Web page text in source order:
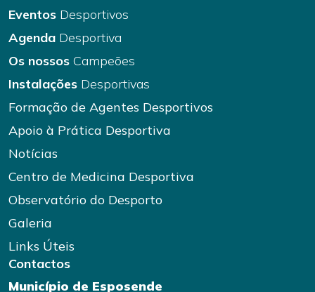
Eventos Desportivos
Agenda Desportiva
Os nossos Campeões
Instalações Desportivas
Formação de Agentes Desportivos
Apoio à Prática Desportiva
Notícias
Centro de Medicina Desportiva
Observatório do Desporto
Galeria
Links Úteis
Contactos
Município de Esposende